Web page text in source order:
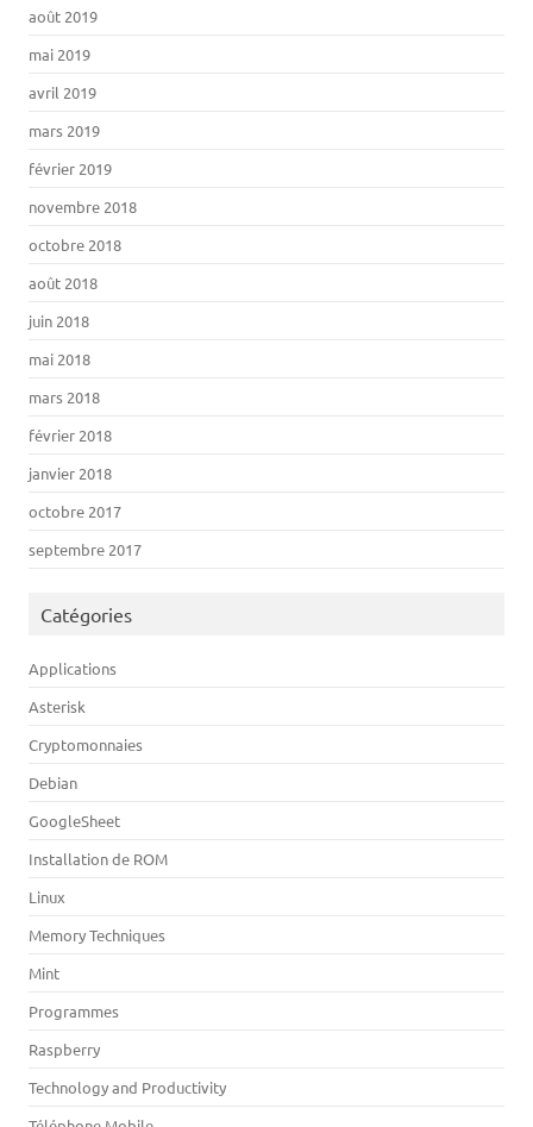
août 2019
mai 2019
avril 2019
mars 2019
février 2019
novembre 2018
octobre 2018
août 2018
juin 2018
mai 2018
mars 2018
février 2018
janvier 2018
octobre 2017
septembre 2017
Catégories
Applications
Asterisk
Cryptomonnaies
Debian
GoogleSheet
Installation de ROM
Linux
Memory Techniques
Mint
Programmes
Raspberry
Technology and Productivity